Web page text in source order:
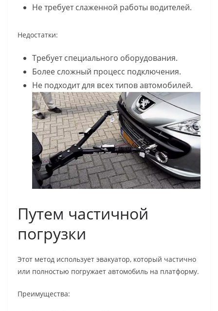
Не требует слаженной работы водителей.
Недостатки:
Требует специального оборудования.
Более сложный процесс подключения.
Не подходит для всех типов автомобилей.
Путем частичной
погрузки
Этот метод использует эвакуатор, который частично
или полностью погружает автомобиль на платформу.
Преимущества: